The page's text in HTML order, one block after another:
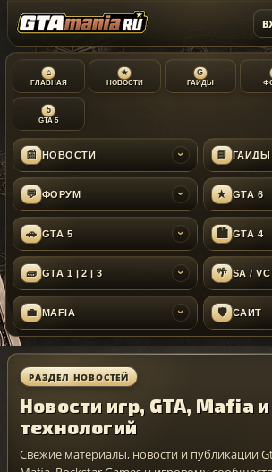
⌂
ГЛАВНАЯ
★
НОВОСТИ
G
ГАЙДЫ
5
GTA 5
📰 НОВОСТИ › 📘 ГАЙДЫ
💬 ФОРУМ › ★ GTA 6
🚗 GTA 5 › 🏙 GTA 4
🧱 GTA 1 | 2 | 3 › 🌴 SA /
💼 MAFIA › 🛡 САЙТ
РАЗДЕЛ НОВОСТЕЙ
Новости игр, GTA, Mafia и
технологий
Свежие материалы, новости и публикации